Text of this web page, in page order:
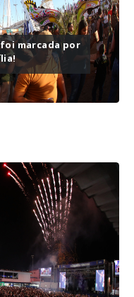
marcada por